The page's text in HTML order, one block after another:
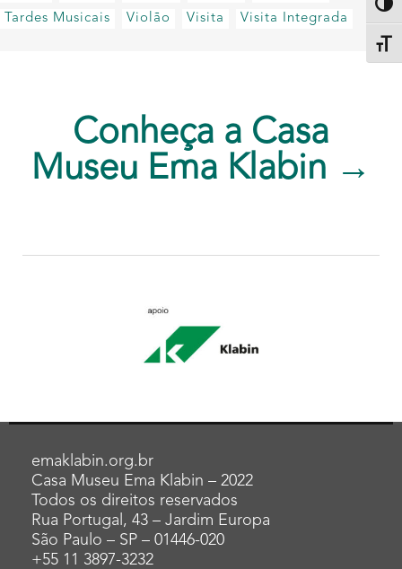
Tardes Musicais
Violão Visita Visita Integrada
Conheça a Casa
Museu Ema Klabin →
emaklabin.org.br
Casa Museu Ema Klabin – 2022
Todos os direitos reservados
Rua Portugal, 43 – Jardim Europa
São Paulo – SP – 01446-020
+55 11 3897-3232